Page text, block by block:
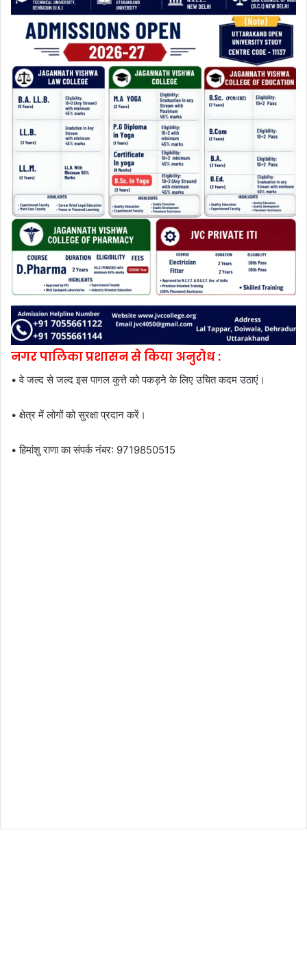
नगर पालिका प्रशासन से किया अनुरोध :
• वे जल्द से जल्द इस पागल कुत्ते को पकड़ने के लिए उचित कदम उठाएं।
• क्षेत्र में लोगों को सुरक्षा प्रदान करें।
• हिमांशु राणा का संपर्क नंबर: 9719850515